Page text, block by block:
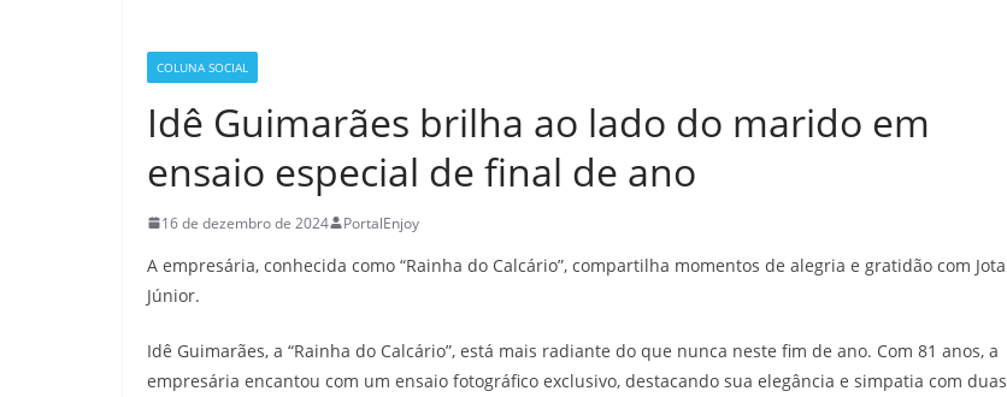
COLUNA SOCIAL
Idê Guimarães brilha ao lado do marido em
ensaio especial de final de ano
16 de dezembro de 2024 PortalEnjoy
A empresária, conhecida como “Rainha do Calcário”, compartilha momentos de alegria e gratidão com Jota
Júnior.
Idê Guimarães, a “Rainha do Calcário”, está mais radiante do que nunca neste fim de ano. Com 81 anos, a
empresária encantou com um ensaio fotográfico exclusivo, destacando sua elegância e simpatia com duas